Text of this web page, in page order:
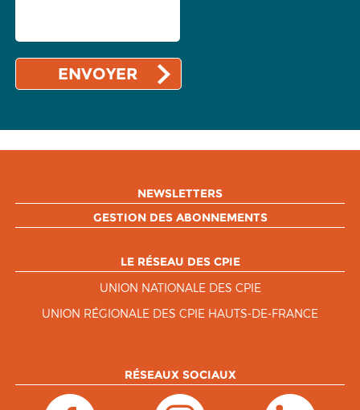
NEWSLETTERS
GESTION DES ABONNEMENTS
LE RÉSEAU DES CPIE
UNION NATIONALE DES CPIE
UNION RÉGIONALE DES CPIE HAUTS-DE-FRANCE
RÉSEAUX SOCIAUX